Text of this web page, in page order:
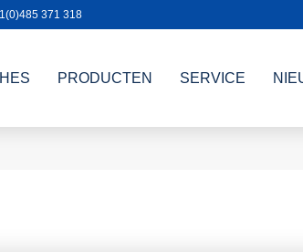
371 318
PRODUCTEN SERVICE